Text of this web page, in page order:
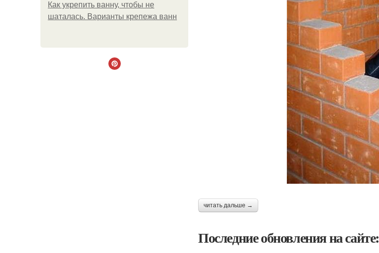
Как укрепить ванну, чтобы не
шаталась. Варианты крепежа ванн
читать дальше →
Последние обновления на сайте: